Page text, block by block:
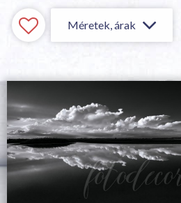
Méretek, árak